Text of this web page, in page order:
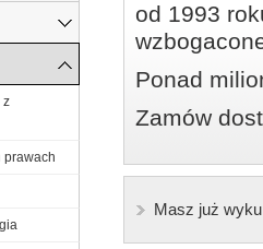
od 1993
Ponad
Zamów
Masz już
z
prawach